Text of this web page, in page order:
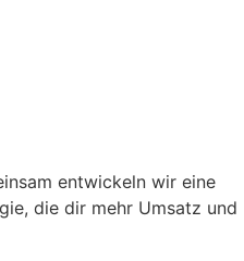
entwickeln wir eine
die dir mehr Umsatz und